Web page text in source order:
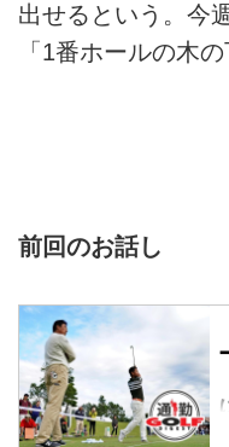
出せるという。今
「1番ホールの木
前回のお話し